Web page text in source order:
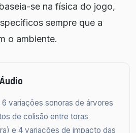
se na física do jogo,
sempre que a
o ambiente.
variações sonoras de árvores
de colisão entre toras
e 4 variações de impacto das